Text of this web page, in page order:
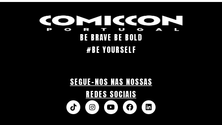
BE BRAVE BE BOLD
#BE YOURSELF
SEGUE-NOS NAS NOSSAS
REDES SOCIAIS